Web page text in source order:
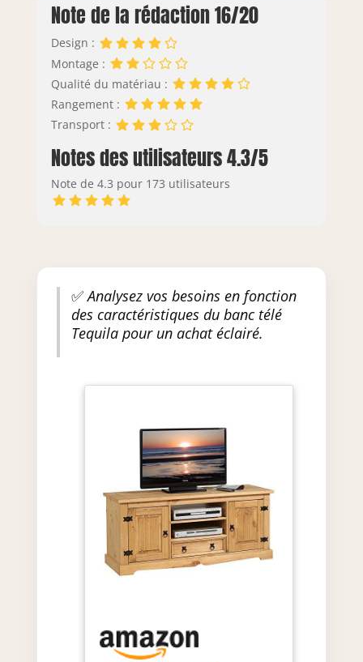
Note de la rédaction 16/20
Design :
Montage :
Qualité du matériau :
Rangement :
Transport :
Notes des utilisateurs 4.3/5
Note de 4.3 pour 173 utilisateurs
✅Analysez vos besoins en fonction
des caractéristiques du banc télé
Tequila pour un achat éclairé.